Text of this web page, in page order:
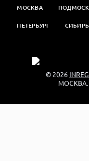
МОСКВА
ПЕТЕРБУРГ СИБИРЬ
© 2026
МОСКВА.